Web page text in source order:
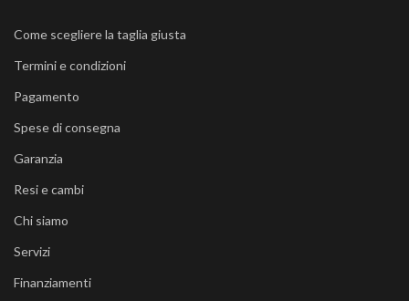
Come scegliere la taglia giusta
Termini e condizioni
Pagamento
Spese di consegna
Garanzia
Resi e cambi
Chi siamo
Servizi
Finanziamenti